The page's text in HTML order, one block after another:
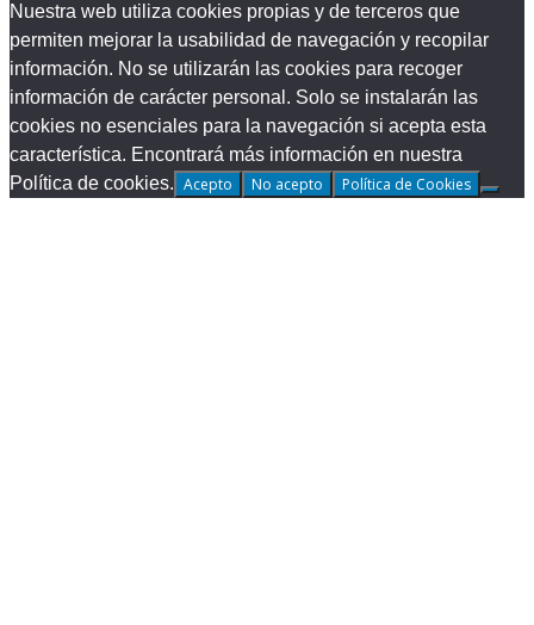
Nuestra web utiliza cookies propias y de terceros que
permiten mejorar la usabilidad de navegación y recopilar
información. No se utilizarán las cookies para recoger
información de carácter personal. Solo se instalarán las
cookies no esenciales para la navegación si acepta esta
característica. Encontrará más información en nuestra
Política de cookies. Acepto No acepto Política de Cookies